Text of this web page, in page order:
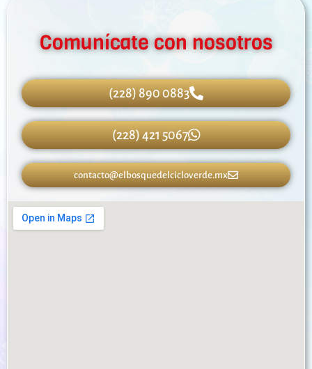
Comunícate con nosotros
(228) 890 0883
(228) 421 5067
contacto@elbosquedelcicloverde.mx